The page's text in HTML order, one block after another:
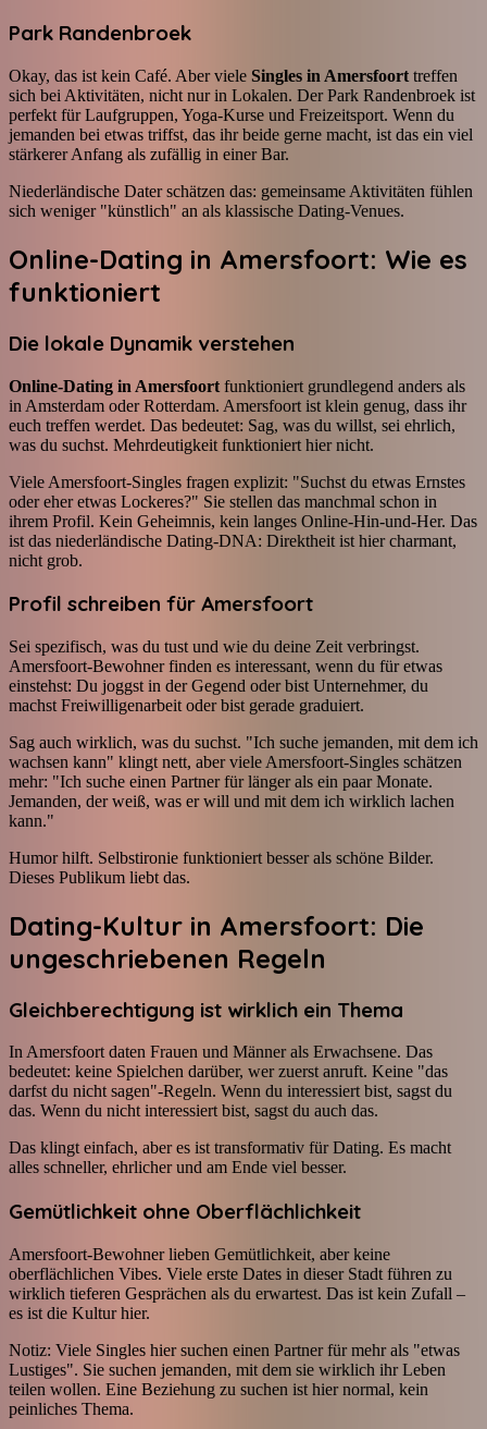
Park Randenbroek
Okay, das ist kein Café. Aber viele Singles in Amersfoort treffen
sich bei Aktivitäten, nicht nur in Lokalen. Der Park Randenbroek ist
perfekt für Laufgruppen, Yoga-Kurse und Freizeitsport. Wenn du
jemanden bei etwas triffst, das ihr beide gerne macht, ist das ein viel
stärkerer Anfang als zufällig in einer Bar.
Niederländische Dater schätzen das: gemeinsame Aktivitäten fühlen
sich weniger "künstlich" an als klassische Dating-Venues.
Online-Dating in Amersfoort: Wie es
funktioniert
Die lokale Dynamik verstehen
Online-Dating in Amersfoort funktioniert grundlegend anders als
in Amsterdam oder Rotterdam. Amersfoort ist klein genug, dass ihr
euch treffen werdet. Das bedeutet: Sag, was du willst, sei ehrlich,
was du suchst. Mehrdeutigkeit funktioniert hier nicht.
Viele Amersfoort-Singles fragen explizit: "Suchst du etwas Ernstes
oder eher etwas Lockeres?" Sie stellen das manchmal schon in
ihrem Profil. Kein Geheimnis, kein langes Online-Hin-und-Her. Das
ist das niederländische Dating-DNA: Direktheit ist hier charmant,
nicht grob.
Profil schreiben für Amersfoort
Sei spezifisch, was du tust und wie du deine Zeit verbringst.
Amersfoort-Bewohner finden es interessant, wenn du für etwas
einstehst: Du joggst in der Gegend oder bist Unternehmer, du
machst Freiwilligenarbeit oder bist gerade graduiert.
Sag auch wirklich, was du suchst. "Ich suche jemanden, mit dem ich
wachsen kann" klingt nett, aber viele Amersfoort-Singles schätzen
mehr: "Ich suche einen Partner für länger als ein paar Monate.
Jemanden, der weiß, was er will und mit dem ich wirklich lachen
kann."
Humor hilft. Selbstironie funktioniert besser als schöne Bilder.
Dieses Publikum liebt das.
Dating-Kultur in Amersfoort: Die
ungeschriebenen Regeln
Gleichberechtigung ist wirklich ein Thema
In Amersfoort daten Frauen und Männer als Erwachsene. Das
bedeutet: keine Spielchen darüber, wer zuerst anruft. Keine "das
darfst du nicht sagen"-Regeln. Wenn du interessiert bist, sagst du
das. Wenn du nicht interessiert bist, sagst du auch das.
Das klingt einfach, aber es ist transformativ für Dating. Es macht
alles schneller, ehrlicher und am Ende viel besser.
Gemütlichkeit ohne Oberflächlichkeit
Amersfoort-Bewohner lieben Gemütlichkeit, aber keine
oberflächlichen Vibes. Viele erste Dates in dieser Stadt führen zu
wirklich tieferen Gesprächen als du erwartest. Das ist kein Zufall –
es ist die Kultur hier.
Notiz: Viele Singles hier suchen einen Partner für mehr als "etwas
Lustiges". Sie suchen jemanden, mit dem sie wirklich ihr Leben
teilen wollen. Eine Beziehung zu suchen ist hier normal, kein
peinliches Thema.